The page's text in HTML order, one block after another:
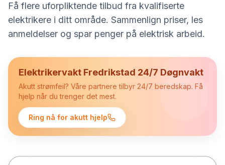
Få flere uforpliktende tilbud fra kvalifiserte
elektrikere i ditt område. Sammenlign priser, les
anmeldelser og spar penger på elektrisk arbeid.
Elektrikervakt Fredrikstad 24/7 Døgnvakt
Akutt strømfeil? Våre partnere tilbyr 24/7 beredskap. Få
hjelp når du trenger det mest.
Ring nå for akutt hjelp